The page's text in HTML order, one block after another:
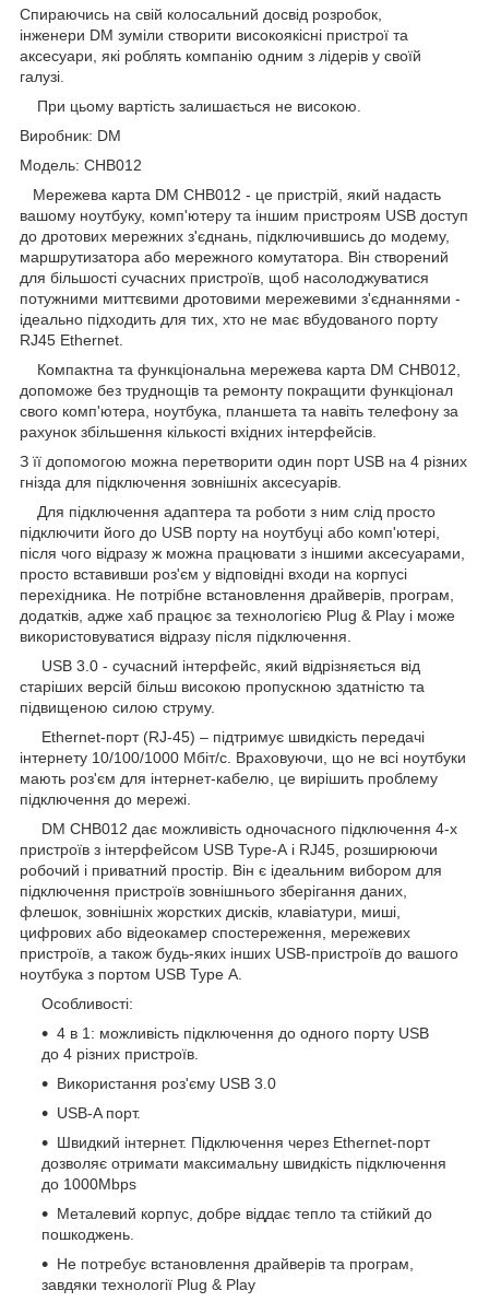
Спираючись на свій колосальний досвід розробок,
інженери DM зуміли створити високоякісні пристрої та
аксесуари, які роблять компанію одним з лідерів у своїй
галузі.
При цьому вартість залишається не високою.
Виробник: DM
Модель: CHB012
Мережева карта DM CHB012 - це пристрій, який надасть
вашому ноутбуку, комп'ютеру та іншим пристроям USB доступ
до дротових мережних з'єднань, підключившись до модему,
маршрутизатора або мережного комутатора. Він створений
для більшості сучасних пристроїв, щоб насолоджуватися
потужними миттєвими дротовими мережевими з'єднаннями -
ідеально підходить для тих, хто не має вбудованого порту
RJ45 Ethernet.
Компактна та функціональна мережева карта DM CHB012,
допоможе без труднощів та ремонту покращити функціонал
свого комп'ютера, ноутбука, планшета та навіть телефону за
рахунок збільшення кількості вхідних інтерфейсів.
З її допомогою можна перетворити один порт USB на 4 різних
гнізда для підключення зовнішніх аксесуарів.
Для підключення адаптера та роботи з ним слід просто
підключити його до USB порту на ноутбуці або комп'ютері,
після чого відразу ж можна працювати з іншими аксесуарами,
просто вставивши роз'єм у відповідні входи на корпусі
перехідника. Не потрібне встановлення драйверів, програм,
додатків, адже хаб працює за технологією Plug & Play і може
використовуватися відразу після підключення.
USB 3.0 - сучасний інтерфейс, який відрізняється від
старіших версій більш високою пропускною здатністю та
підвищеною силою струму.
Ethernet-порт (RJ-45) – підтримує швидкість передачі
інтернету 10/100/1000 Мбіт/с. Враховуючи, що не всі ноутбуки
мають роз'єм для інтернет-кабелю, це вирішить проблему
підключення до мережі.
DM CHB012 дає можливість одночасного підключення 4-х
пристроїв з інтерфейсом USB Type-А і RJ45, розширюючи
робочий і приватний простір. Він є ідеальним вибором для
підключення пристроїв зовнішнього зберігання даних,
флешок, зовнішніх жорстких дисків, клавіатури, миші,
цифрових або відеокамер спостереження, мережевих
пристроїв, а також будь-яких інших USB-пристроїв до вашого
ноутбука з портом USB Type А.
Особливості:
4 в 1: можливість підключення до одного порту USB
до 4 різних пристроїв.
Використання роз'єму USB 3.0
USB-A порт.
Швидкий інтернет. Підключення через Ethernet-порт
дозволяє отримати максимальну швидкість підключення
до 1000Mbps
Металевий корпус, добре віддає тепло та стійкий до
пошкоджень.
Не потребує встановлення драйверів та програм,
завдяки технології Plug & Play